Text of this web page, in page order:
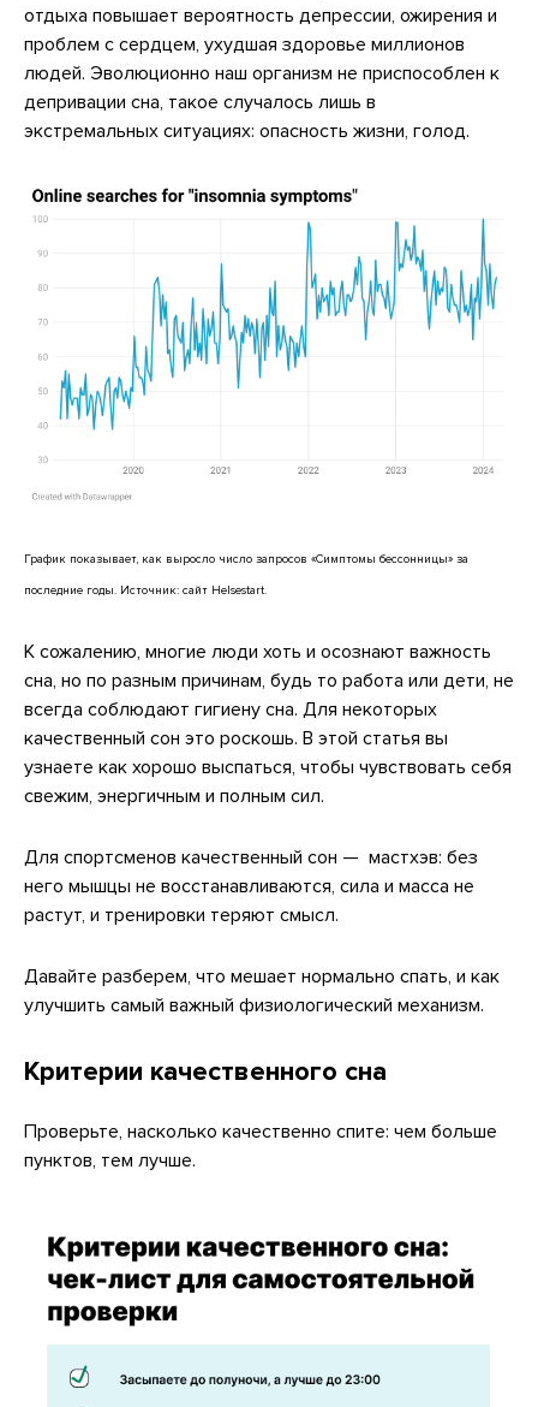
отдыха повышает вероятность депрессии, ожирения и
проблем с сердцем, ухудшая здоровье миллионов
людей. Эволюционно наш организм не приспособлен к
депривации сна, такое случалось лишь в
экстремальных ситуациях: опасность жизни, голод.
График показывает, как выросло число запросов «Симптомы бессонницы» за
последние годы. Источник: сайт Helsestart.
К сожалению, многие люди хоть и осознают важность
сна, но по разным причинам, будь то работа или дети, не
всегда соблюдают гигиену сна. Для некоторых
качественный сон это роскошь. В этой статья вы
узнаете как хорошо выспаться, чтобы чувствовать себя
свежим, энергичным и полным сил.
Для спортсменов качественный сон — мастхэв: без
него мышцы не восстанавливаются, сила и масса не
растут, и тренировки теряют смысл.
Давайте разберем, что мешает нормально спать, и как
улучшить самый важный физиологический механизм.
Критерии качественного сна
Проверьте, насколько качественно спите: чем больше
пунктов, тем лучше.